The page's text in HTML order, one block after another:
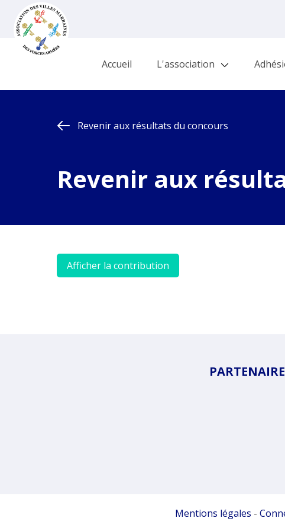
Accueil L'association
Revenir aux résultats du concours
Revenir aux
Afficher la contribution
Mentions légales -